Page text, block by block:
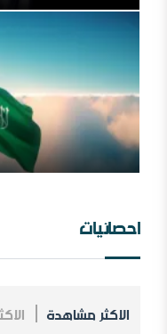
المملكة العربية
احصائيات
الاكثر مشاهدة